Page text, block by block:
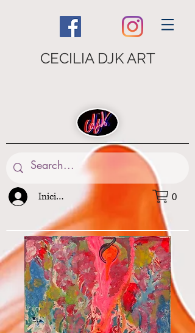
CECILIA DJK ART
Iniciar sesión 0